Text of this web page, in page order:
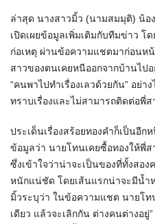
ล่าสุด นางสาวมิ้ว (นามสมมุติ) น้อ
เปิดเผยข้อมูลเพิ่มเติมกับทีมข่าว
ก่อเหตุ ผ่านข้อความแชตมาก่อนห
สาวของตนเคยหนีออกจากบ้านไป
“คนพาไปทำเรื่องเลวด้วยกัน” อย่
ทราบเรื่องและไม่สามารถติดต่อพี่
ประเด็นเรื่องสร้อยทองคำก็เป็นอี
ข้อมูลว่า นายโทนเคยซื้อทองให้พี่
ซึ่งเข้าใจว่าน่าจะเป็นของที่ทั้งสอ
หนักแน่ชัด โดยเส้นแรกน่าจะมีน้ำ
มิ้วระบุว่า ในข้อความแชต นายโท
เดียว แล้วจะเลิกกัน ต่างคนต่างอยู่